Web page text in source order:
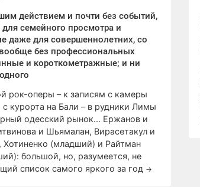
действием и почти без событий,
семейного просмотра и
даже для совершеннолетних, со
без профессиональных
и короткометражные; и ни
рок-оперы – к записям с камеры
с курорта на Бали – в рудники Лимы
одесский рынок... Ержанов и
и Шьямалан, Вирасетакул и
Хотиненко (младший) и Райтман
большой, но, разумеется, не
список самого яркого за год →